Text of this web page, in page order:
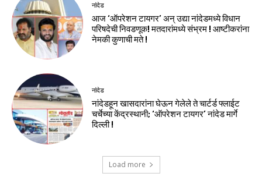
नांदेड
आज ‘ऑपरेशन टायगर’ अन् उद्या नांदेडमध्ये विधान
परिषदेची निवडणूक! मतदारांमध्ये संभ्रम ! आष्टीकरांना
नेमकी कुणाची मते !
नांदेड
नांदेडहून खासदारांना घेऊन गेलेले ते चार्टर्ड फ्लाईट
चर्चेच्या केंद्रस्थानी; ‘ऑपरेशन टायगर’ नांदेड मार्गे
दिल्ली !
Load more